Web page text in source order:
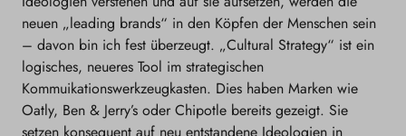
neuen „leading brands“ in den Köpfen der Menschen sein
– davon bin ich fest überzeugt. „Cultural Strategy“ ist ein
logisches, neueres Tool im strategischen
Kommuikationswerkzeugkasten. Dies haben Marken wie
Oatly, Ben & Jerry’s oder Chipotle bereits gezeigt. Sie
setzen konsequent auf neu entstandene Ideologien in